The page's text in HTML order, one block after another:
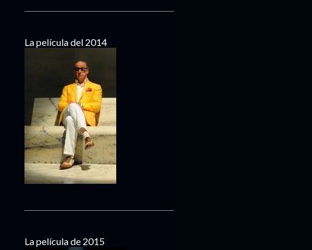
La película del 2014
La película de 2015